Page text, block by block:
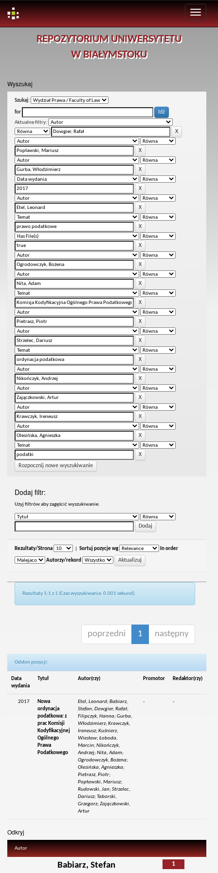
REPOZYTORIUM UNIWERSYTETU
W BIAŁYMSTOKU
Wyszukaj
Szukaj:
for
Aktualne filtry:
Rozpocznij nowe wyszukiwanie
Dodaj filtr:
Uzyj filtrów aby zagęścić wyszukiwanie.
Rezultaty/Strona Sortuj pozycje wg In order
Autorzy/rekord
Rezultaty 1-1 z 1 (Czas wyszukiwania: 0.001 sekund).
poprzedni 1 następny
Odsłon pozycji:
Data
wydania
Tytuł Autor(rzy) Promotor Redaktor(rzy)
2017
Nowa
ordynacja
podatkowa: z
prac Komisji
Kodyfikacyjnej
Ogólnego
Prawa
Podatkowego
Etel, Leonard; Babiarz,
Stefan; Dowgier, Rafał;
Filipczyk, Hanna; Gurba,
Włodzimierz; Krawczyk,
Ireneusz; Kuśnierz,
Wiesław; Łoboda,
Marcin; Nikończyk,
Andrzej; Nita, Adam;
Ogrodowczyk, Bożena;
Olesińska, Agnieszka;
Pietrasz, Piotr;
Popławski, Mariusz;
Rudowski, Jan; Strzelec,
Dariusz; Taborski,
Grzegorz; Zajączkowski,
Artur
- -
Odkryj
Autor
1
Babiarz, Stefan